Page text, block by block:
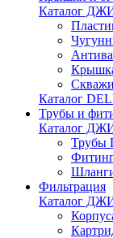
Каталог
Каталог
Трубы и
Каталог
Фильтрация
Каталог